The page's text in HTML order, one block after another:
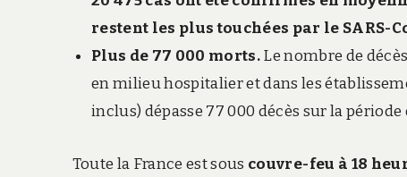
restent les plus touchées par le SARS-
Plus de 77 000 morts.Le nombre de
en milieu hospitalier et dans les
inclus) dépasse 77 000 décès sur la
Toute la France est sous couvre-feu à 18